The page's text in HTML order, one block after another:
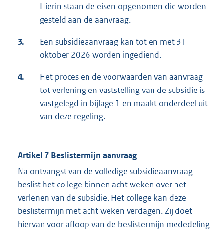
Hierin staan de eisen opgenomen die worden
gesteld aan de aanvraag.
3.
Een subsidieaanvraag kan tot en met 31
oktober 2026 worden ingediend.
4.
Het proces en de voorwaarden van aanvraag
tot verlening en vaststelling van de subsidie is
vastgelegd in bijlage 1 en maakt onderdeel uit
van deze regeling.
Artikel 7 Beslistermijn aanvraag
Na ontvangst van de volledige subsidieaanvraag
beslist het college binnen acht weken over het
verlenen van de subsidie. Het college kan deze
beslistermijn met acht weken verdagen. Zij doet
hiervan voor afloop van de beslistermijn mededeling